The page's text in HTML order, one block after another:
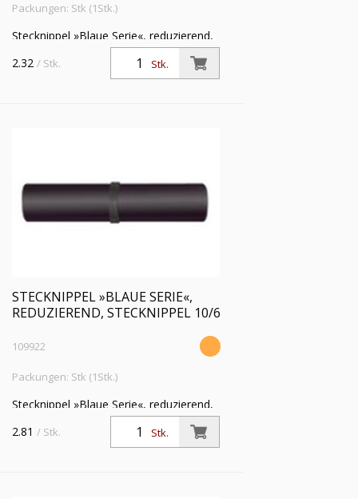
Packungen: Stk (1Stk.)
Stecknippel »Blaue Serie«, reduzierend,
Stecknippel 8/6 mm, Arbeitsdruck max.
15 bar, Kunststoff
Stk.
2.32 / Stk.
STECKNIPPEL »BLAUE SERIE«,
REDUZIEREND, STECKNIPPEL 10/6
109922
Packungen: Stk (1Stk.)
Stecknippel »Blaue Serie«, reduzierend,
Stecknippel 10/6 mm, Arbeitsdruck max.
15 bar, Kunststoff
Stk.
2.81 / Stk.